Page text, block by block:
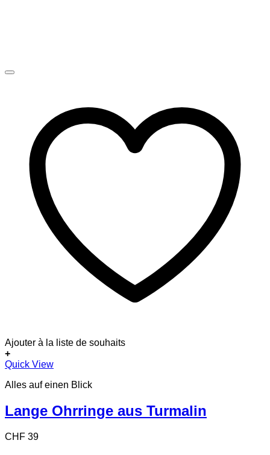
Ajouter à la liste de souhaits
+
Quick View
Alles auf einen Blick
Lange Ohrringe aus Turmalin
CHF 39